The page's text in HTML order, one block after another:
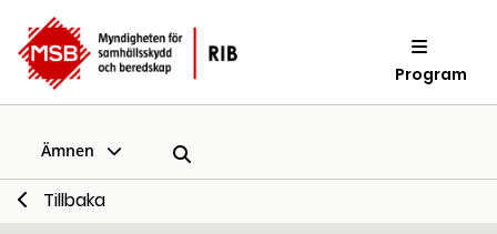
Program
Ämnen
Tillbaka